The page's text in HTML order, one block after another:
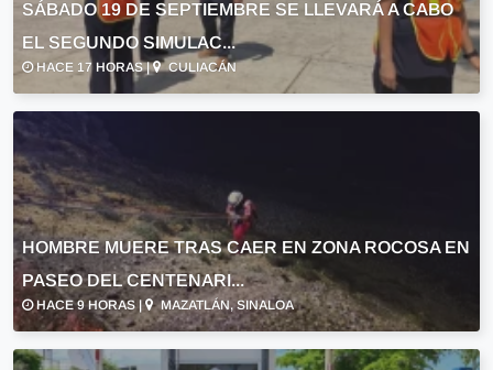
SÁBADO 19 DE SEPTIEMBRE SE LLEVARÁ A CABO
EL SEGUNDO SIMULAC...
HACE 17 HORAS | CULIACÁN
HOMBRE MUERE TRAS CAER EN ZONA ROCOSA EN
PASEO DEL CENTENARI...
HACE 9 HORAS | MAZATLÁN, SINALOA